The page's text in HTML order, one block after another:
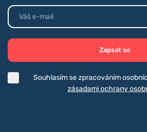
Zapsat se
Souhlasím se zpracováním
zásadami ochrany